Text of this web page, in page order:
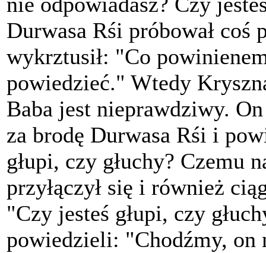
Durwasa Rśi próbował
wykrztusił: "Co
powiedzieć." Wtedy
Baba jest nieprawdziwy.
za brodę Durwasa Rśi i
głupi, czy głuchy? Czemu
przyłączył się i również
"Czy jesteś głupi, czy
powiedzieli: "Chodźmy, on